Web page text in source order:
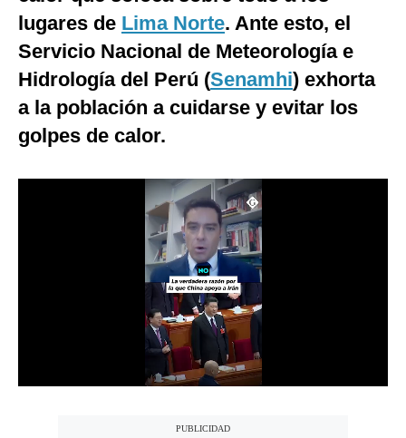
EEUU
México
España
Internacional
Tecnología
lugares de Lima Norte. Ante esto, el
Servicio Nacional de Meteorología e
Hidrología del Perú (Senamhi) exhorta
a la población a cuidarse y evitar los
golpes de calor.